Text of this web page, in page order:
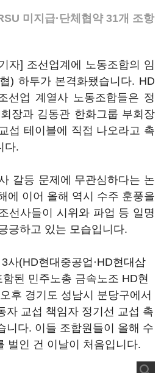
미지급·단체협약 31개 조항
자] 조선업계에 노동조합의 임
) 하투가 본격화됐습니다. HD
선업 계열사 노동조합들은 정
장과 김동관 한화그룹 부회장
섭 테이블에 직접 나오라고 촉
다.
갈등 문제에 무관심하다는 논
에 이어 올해 역시 수주 훈풍을
선사들이 시위와 파업 등 일명
긍하고 있는 모습입니다.
사(HD현대중공업·HD현대삼
된 민주노총 금속노조 HD현
후 경기도 성남시 분당구에서
자 교섭 책임자 정기선 교섭 촉
니다. 이들 조합원들이 올해 수
벌인 건 이날이 처음입니다.